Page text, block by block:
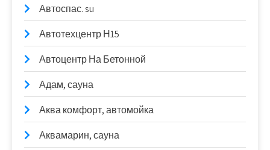
Автоспас. su
Автотехцентр Н15
Автоцентр На Бетонной
Адам, сауна
Аква комфорт, автомойка
Аквамарин, сауна